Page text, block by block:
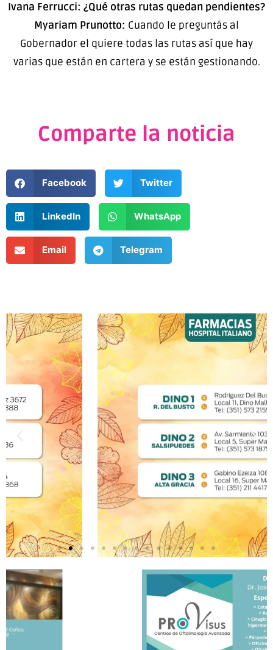
Ivana Ferrucci: ¿Qué otras rutas quedan pendientes?
Myariam Prunotto: Cuando le preguntás al
Gobernador el quiere todas las rutas así que hay
varias que están en cartera y se están gestionando.
Comparte la noticia
Facebook Twitter
LinkedIn WhatsApp
Email Telegram